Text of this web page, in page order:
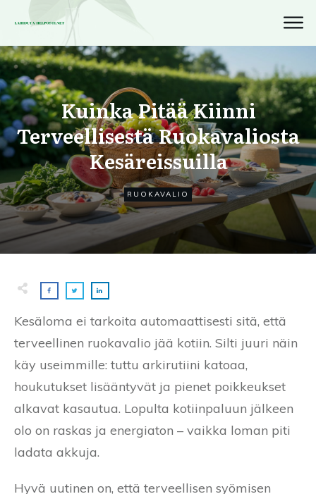
Kuinka Pitää Kiinni
Terveellisestä Ruokavaliosta
Kesäreissuilla
RUOKAVALIO
Kesäloma ei tarkoita automaattisesti sitä, että
terveellinen ruokavalio jää kotiin. Silti juuri näin
käy useimmille: tuttu arkirutiini katoaa,
houkutukset lisääntyvät ja pienet poikkeukset
alkavat kasautua. Lopulta kotiinpaluun jälkeen
olo on raskas ja energiaton – vaikka loman piti
ladata akkuja.
Hyvä uutinen on, että terveellisen syömisen